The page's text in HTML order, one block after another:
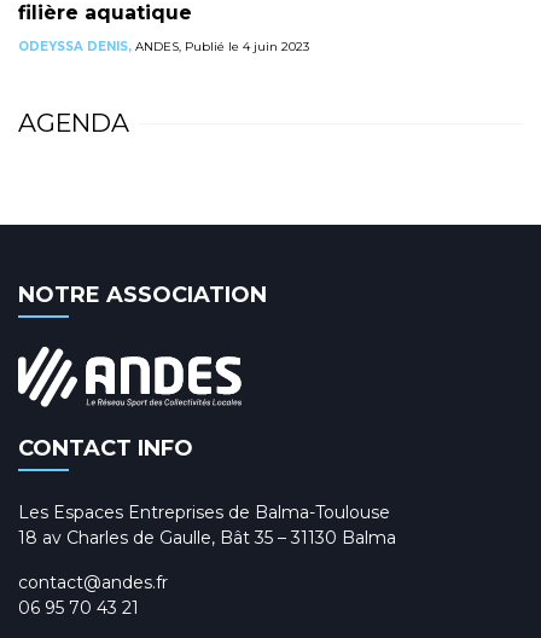
filière aquatique
ODEYSSA DENIS, ANDES, Publié le 4 juin 2023
AGENDA
NOTRE ASSOCIATION
CONTACT INFO
Les Espaces Entreprises de Balma-Toulouse
18 av Charles de Gaulle, Bât 35 – 31130 Balma
contact@andes.fr
06 95 70 43 21